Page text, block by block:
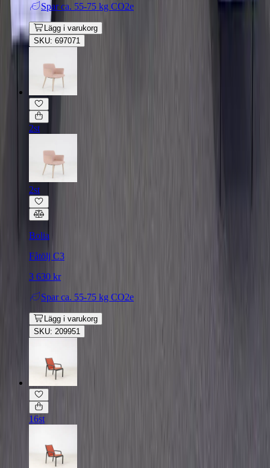
Spar ca. 55-75 kg CO2e
Lägg i varukorg
SKU: 697071
2st
2st
Bolia
Fåtölj C3
3 630 kr
Spar ca. 55-75 kg CO2e
Lägg i varukorg
SKU: 209951
16st